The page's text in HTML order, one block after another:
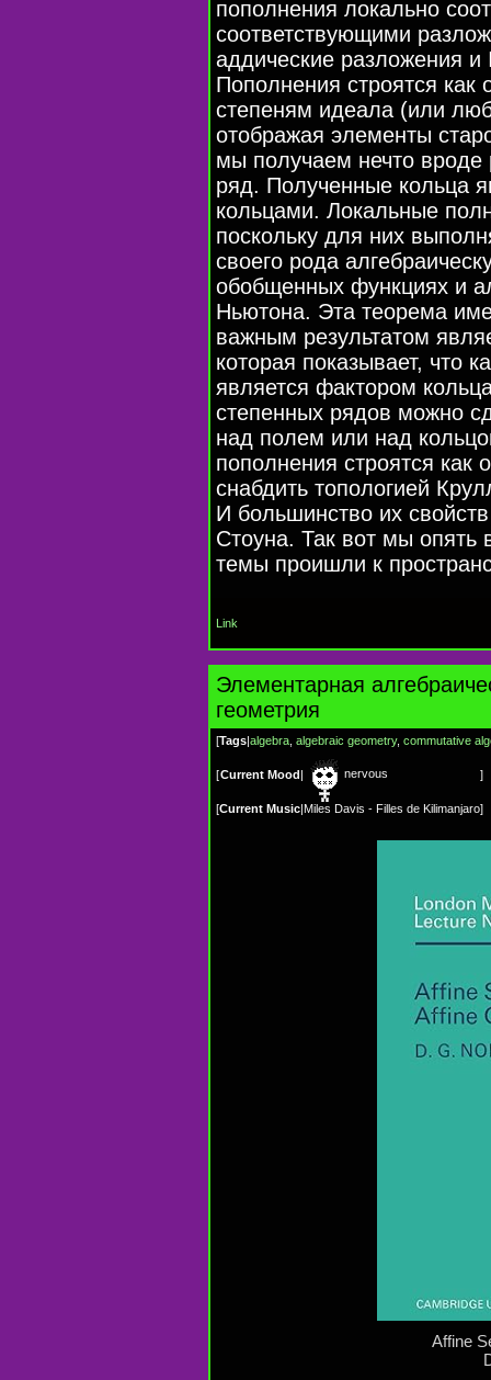
пополнения локально
соответствующими
аддические разложения и
Пополнения строятся
степеням идеала (или
отображая элементы
мы получаем нечто вроде
ряд. Полученные кольца
кольцами. Локальные
поскольку для них
своего рода
обобщенных функциях и
Ньютона. Эта теорема
важным результатом
которая показывает, что
является фактором
степенных рядов можно
над полем или над
пополнения строятся
снабдить топологией
И большинство их
Стоуна. Так вот мы
темы проишли к
Link
Элементарная
геометрия
[Tags|algebra algebraic geometry, commutative
[Current Mood| nervous ]
[Current Music|Miles Davis - Filles de Kilimanjaro]
Affine